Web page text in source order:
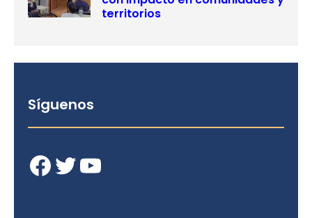
territorios
Síguenos
Facebook Twitter YouTube